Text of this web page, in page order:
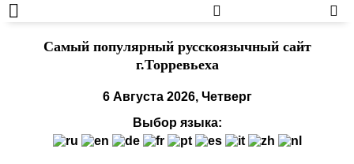
Cамый популярный русскоязычный сайт
г.Торревьеха
6 Августа 2026, Четверг
Выбор языка: